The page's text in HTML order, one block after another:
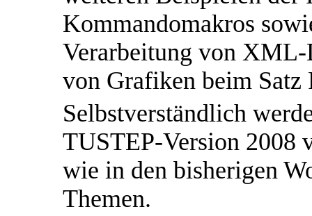
Kommandomakros
Verarbeitung von XML-
von Grafiken beim Satz
Selbstverständlich
TUSTEP-Version 2008
wie in den bisherigen
Themen.